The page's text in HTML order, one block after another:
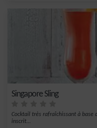
Singapore Sling
Cocktail très rafraîchissant à base
inscrit...